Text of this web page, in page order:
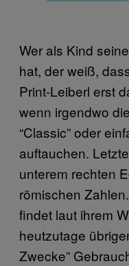
Wer als Kind
hat, der weiß,
Print-Leiberl erst
wenn irgendwo
“Classic” oder
auftauchen.
unterem rechten
römischen
findet laut ihrem
heutzutage
Zwecke”